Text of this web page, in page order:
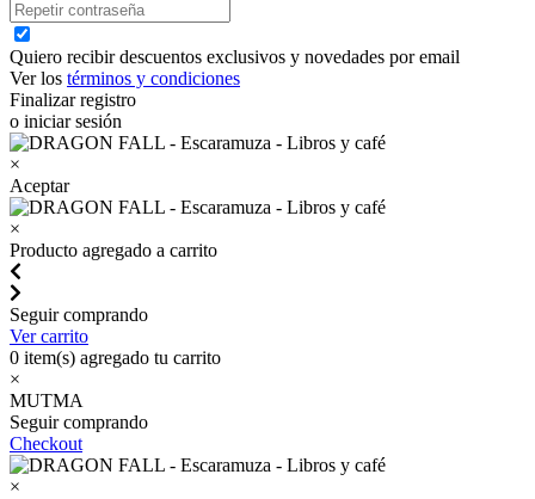
Quiero recibir descuentos exclusivos y novedades por email
Ver los términos y condiciones
Finalizar registro
o iniciar sesión
×
Aceptar
×
Producto agregado a carrito
Seguir comprando
Ver carrito
0 item(s) agregado tu carrito
×
MUTMA
Seguir comprando
Checkout
×